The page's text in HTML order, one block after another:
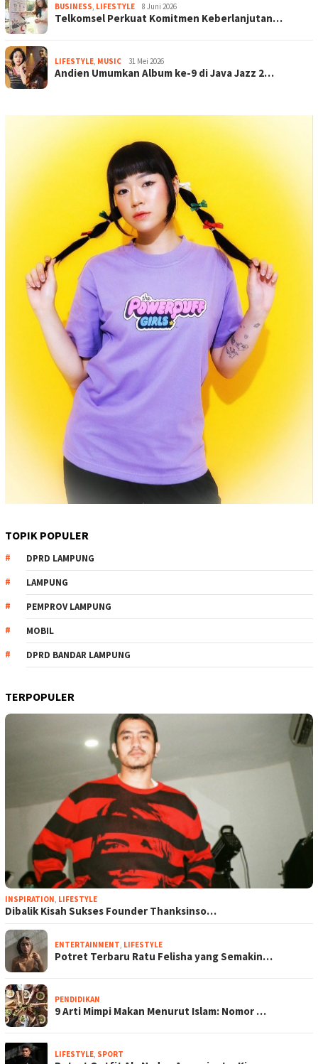
BUSINESS, LIFESTYLE 8 Juni 2026
Telkomsel Perkuat Komitmen Keberlanjutan…
LIFESTYLE, MUSIC 31 Mei 2026
Andien Umumkan Album ke-9 di Java Jazz 2…
TOPIK POPULER
DPRD LAMPUNG
LAMPUNG
PEMPROV LAMPUNG
MOBIL
DPRD BANDAR LAMPUNG
TERPOPULER
INSPIRATION, LIFESTYLE
Dibalik Kisah Sukses Founder Thanksinso…
ENTERTAINMENT, LIFESTYLE
Potret Terbaru Ratu Felisha yang Semakin…
PENDIDIKAN
9 Arti Mimpi Makan Menurut Islam: Nomor …
LIFESTYLE, SPORT